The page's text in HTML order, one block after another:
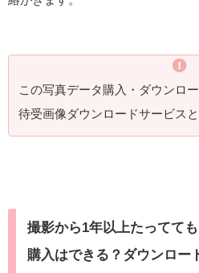
この写真データ購入・ダウンロ
待受画像ダウンロードサービスと
撮影から1年以上たってて
購入はできる？ダウンロー